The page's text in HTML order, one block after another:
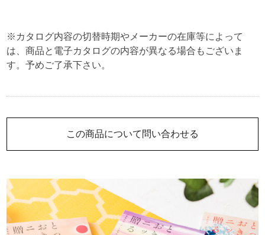
この商品について問い合わせる
※カタログ内容の切替時期やメーカーの在庫等によって
は、商品と電子カタログの内容が異なる場合もございま
す。予めご了承下さい。